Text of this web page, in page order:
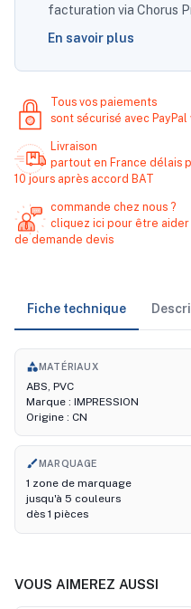
facturation via Chorus
En savoir plus
Tous vos paiements
sont sécurisé avec
Livraison
partout en France délais
10 jours après accord BAT
commande chez nous ?
cliquez ici pour être
de demande devis
Fiche technique
categoryMATÉRIAUX
ABS, PVC
Marque : IMPRESSION
Origine : CN
brushMARQUAGE
1 zone de marquage
jusqu'à 5 couleurs
dès 1 pièces
VOUS AIMEREZ AUSSI